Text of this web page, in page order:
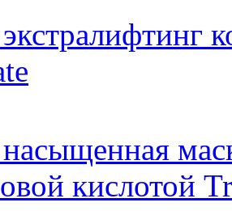
кислотой